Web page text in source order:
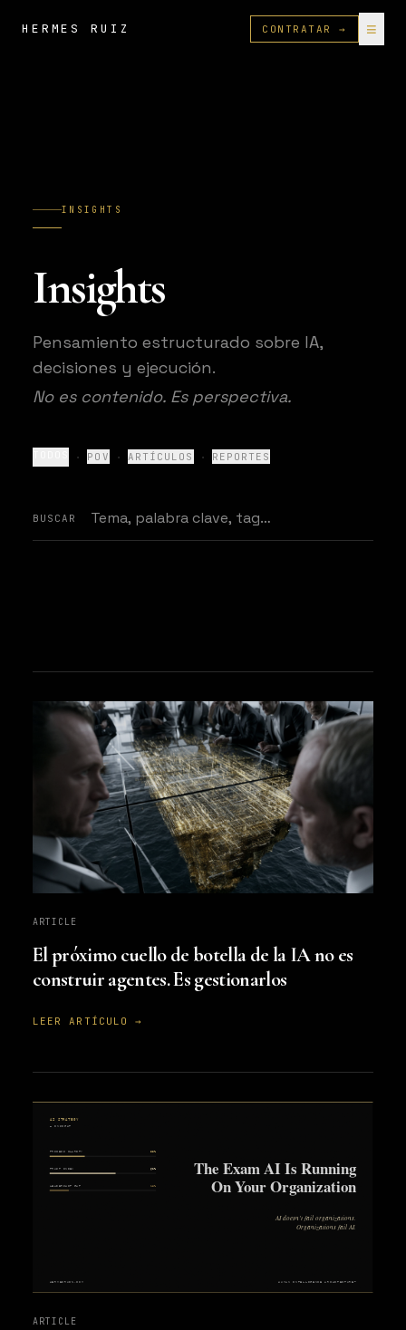
HERMES RUIZ CONTRATAR → ≡
INSIGHTS
Insights
Pensamiento estructurado sobre IA,
decisiones y ejecución.
No es contenido. Es perspectiva.
· POV · ARTÍCULOS · REPORTES
BUSCAR
ARTICLE
El próximo cuello de botella de la IA no es
construir agentes. Es gestionarlos
LEER ARTÍCULO →
ARTICLE